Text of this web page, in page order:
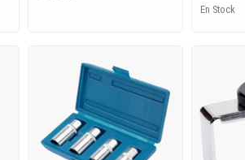
En Stock